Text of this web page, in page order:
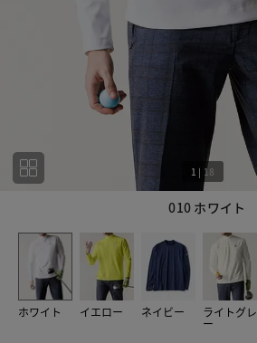
010 ホワイト
1 | 18
ホワイト イエロー ネイビー ライトグレ
ー
この商品をシェアする